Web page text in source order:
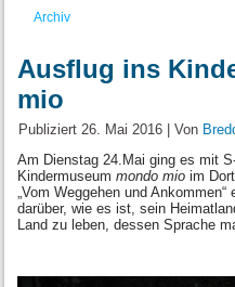
Archiv
Ausflug ins
mio
Publiziert 26. Mai 2016 |Von
Am Dienstag 24.Mai ging es mit
Kindermuseummondo mio im
„Vom Weggehen und
darüber, wie es ist, sein
Land zu leben, dessen Sprache